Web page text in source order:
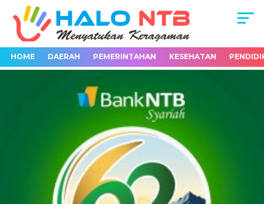
HOME DAERAH PEMERINTAHAN KESEHATAN